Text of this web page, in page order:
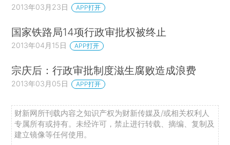
2013年03月23日 APP打开
国家铁路局14项行政审批权被终止
2013年04月15日 APP打开
宗庆后：行政审批制度滋生腐败造成浪费
2013年03月05日 APP打开
财新网所刊载内容之知识产权为财新传媒及/或相关权利人
专属所有或持有。未经许可，禁止进行转载、摘编、复制及
建立镜像等任何使用。